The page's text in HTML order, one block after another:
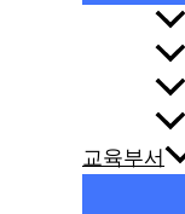
교육부서